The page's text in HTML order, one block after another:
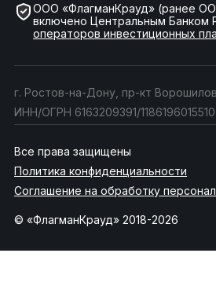
ООО «ФлагманКрауд» (ранее
включено Центральным Банком
операторов инвестиционных
г. Ростов-на-Дону, пр-кт
ИНН/ОГРН 6163209391/1186196015510
Все права защищены
Политика конфиденциальности
Соглашение на обработку
© «ФлагманКрауд» 2018-2026